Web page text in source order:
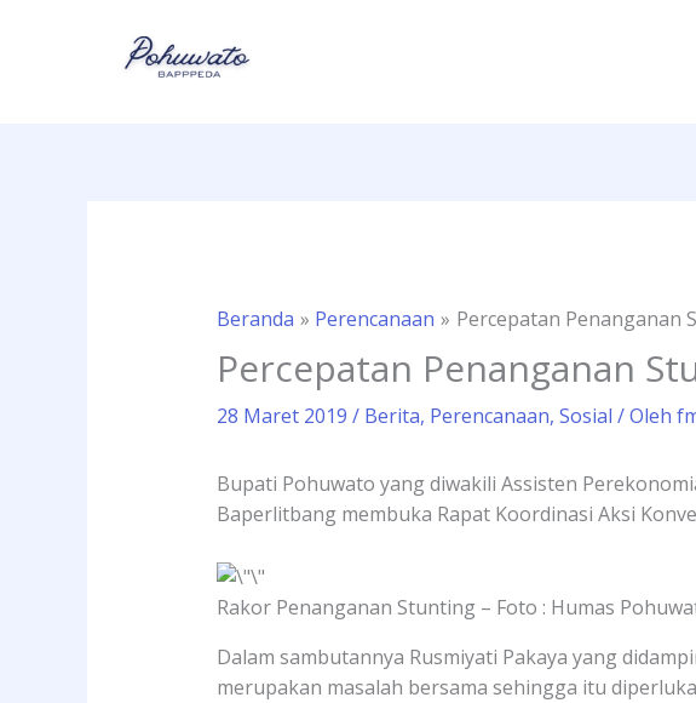
Beranda Perencanaan Percepatan Penanganan
Percepatan Penanganan
28 Maret 2019 / Berita, Perencanaan, Sosial / Oleh
Bupati Pohuwato yang diwakili Assisten
Baperlitbang membuka Rapat Koordinasi Aksi
Rakor Penanganan Stunting – Foto : Humas
Dalam sambutannya Rusmiyati Pakaya yang
merupakan masalah bersama sehingga itu